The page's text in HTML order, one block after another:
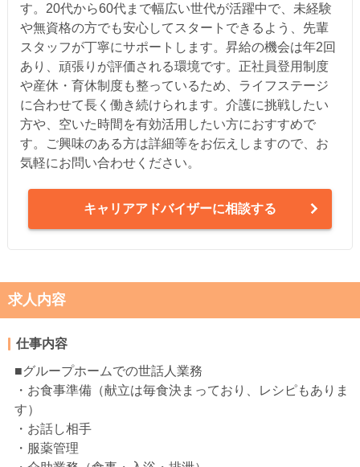
す。20代から60代まで幅広い世代が活躍中で、未経験
や無資格の方でも安心してスタートできるよう、先輩
スタッフが丁寧にサポートします。昇給の機会は年2回
あり、頑張りが評価される環境です。正社員登用制度
や産休・育休制度も整っているため、ライフステージ
に合わせて長く働き続けられます。介護に挑戦したい
方や、空いた時間を有効活用したい方におすすめで
す。ご興味のある方は詳細等をお伝えしますので、お
気軽にお問い合わせください。
キャリアアドバイザーに相談する
求人内容
仕事内容
■グループホームでの世話人業務
・お食事準備（献立は毎食決まっており、レシピもありま
す）
・お話し相手
・服薬管理